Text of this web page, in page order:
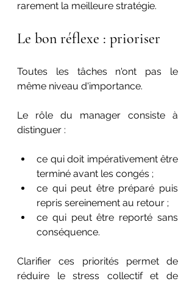
rarement la meilleure stratégie.
Le bon réflexe : prioriser
Toutes les tâches n'ont pas le
même niveau d'importance.
Le rôle du manager consiste à
distinguer :
ce qui doit impérativement être
terminé avant les congés ;
ce qui peut être préparé puis
repris sereinement au retour ;
ce qui peut être reporté sans
conséquence.
Clarifier ces priorités permet de
réduire le stress collectif et de